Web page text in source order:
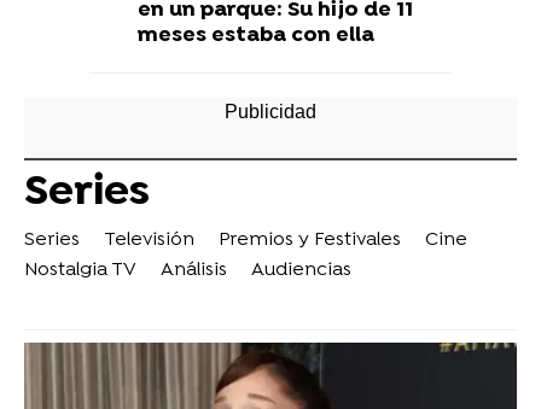
en un parque: Su hijo de 11
meses estaba con ella
Series
Series Televisión Premios y Festivales
Cine
Nostalgia TV
Análisis Audiencias